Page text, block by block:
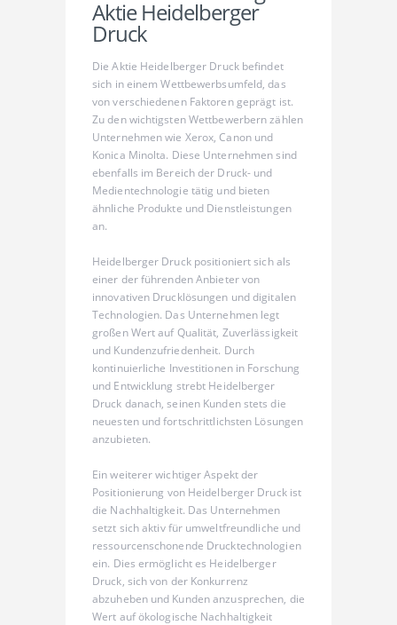
Aktie Heidelberger
Druck
Die Aktie Heidelberger Druck befindet
sich in einem Wettbewerbsumfeld, das
von verschiedenen Faktoren geprägt ist.
Zu den wichtigsten Wettbewerbern zählen
Unternehmen wie Xerox, Canon und
Konica Minolta. Diese Unternehmen sind
ebenfalls im Bereich der Druck- und
Medientechnologie tätig und bieten
ähnliche Produkte und Dienstleistungen
an.
Heidelberger Druck positioniert sich als
einer der führenden Anbieter von
innovativen Drucklösungen und digitalen
Technologien. Das Unternehmen legt
großen Wert auf Qualität, Zuverlässigkeit
und Kundenzufriedenheit. Durch
kontinuierliche Investitionen in Forschung
und Entwicklung strebt Heidelberger
Druck danach, seinen Kunden stets die
neuesten und fortschrittlichsten Lösungen
anzubieten.
Ein weiterer wichtiger Aspekt der
Positionierung von Heidelberger Druck ist
die Nachhaltigkeit. Das Unternehmen
setzt sich aktiv für umweltfreundliche und
ressourcenschonende Drucktechnologien
ein. Dies ermöglicht es Heidelberger
Druck, sich von der Konkurrenz
abzuheben und Kunden anzusprechen, die
Wert auf ökologische Nachhaltigkeit